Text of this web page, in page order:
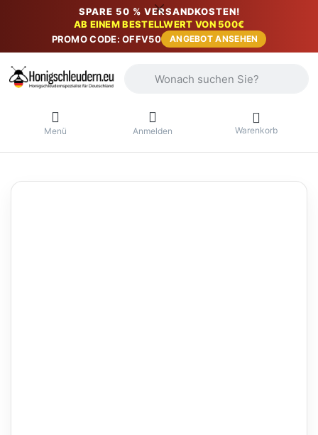
SPARE 50 % VERSANDKOSTEN!
AB EINEM BESTELLWERT VON 500€
PROMO CODE: OFFV50
ANGEBOT ANSEHEN
Menü Anmelden Warenkorb